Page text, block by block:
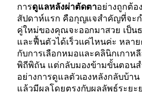
การดูแลหลังผ่าตัดตาอย่างถูกต้อ
สัปดาห์แรก คือกุญแจสำคัญที่จะ
คู่ใหม่ของคุณจะออกมาสวย เป็น
และฟื้นตัวได้เร็วแค่ไหนค่ะ หลา
กับการเลือกหมอและคลินิกเกาห
พิถีพิถัน แต่กลับมองข้ามขั้นตอน
อย่างการดูแลตัวเองหลังกลับบ้าน
แล้วมีผลโดยตรงกับผลลัพธ์ระยะ